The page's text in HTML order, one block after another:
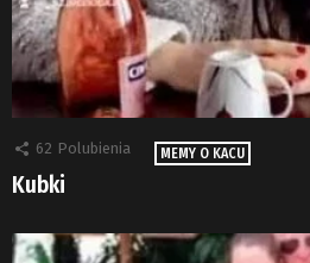
62 Polubienia MEMY O KACU
Kubki